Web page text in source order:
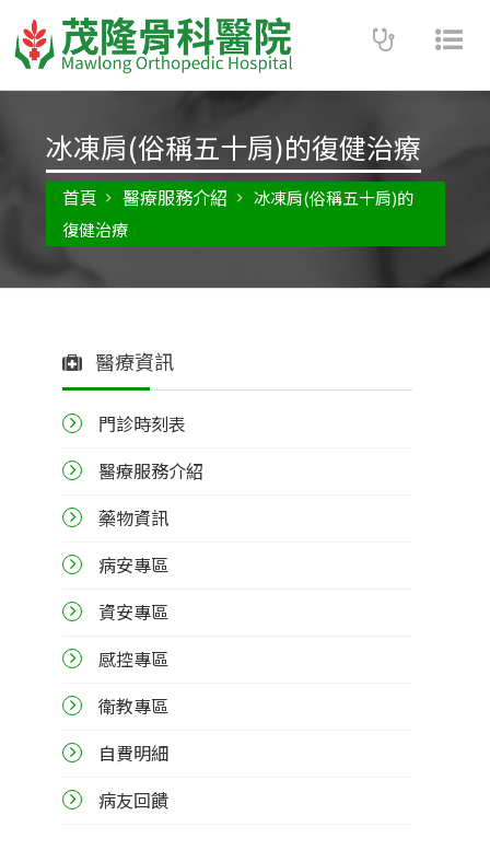
冰凍肩(俗稱五十肩)的復健治療
首頁 醫療服務介紹
冰凍肩(俗稱五十肩)的
復健治療
醫療資訊
門診時刻表
醫療服務介紹
藥物資訊
病安專區
資安專區
感控專區
衛教專區
自費明細
病友回饋